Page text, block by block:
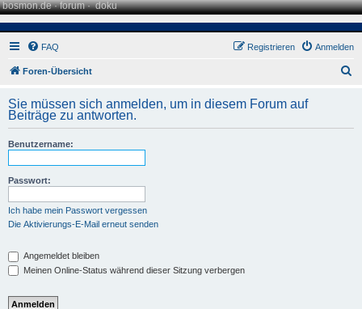
bosmon.de·forum·doku
FAQ Anmelden
Registrieren
Foren-Übersicht
h
Sie müssen sich anmelden, um in diesem Forum auf
Beiträge zu antworten.
Benutzername:
Passwort:
Ich habe mein Passwort vergessen
Die Aktivierungs-E-Mail erneut senden
Angemeldet bleiben
Meinen Online-Status während dieser Sitzung verbergen